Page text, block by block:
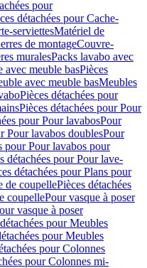
pour
détachées pour Cache-
serviettesMatériel de
de montageCouvre-
muralesPacks lavabo avec
avec meuble basPièces
avec meuble basMeubles
Pièces détachées pour
Pièces détachées pour Pour
pour Pour lavabosPour
Pour lavabos doublesPour
pour Pour lavabos pour
détachées pour Pour lave-
détachées pour Plans pour
de coupellePièces détachées
coupellePour vasque à poser
vasque à poser
pour Meubles
pour Meubles
pour Colonnes
pour Colonnes mi-